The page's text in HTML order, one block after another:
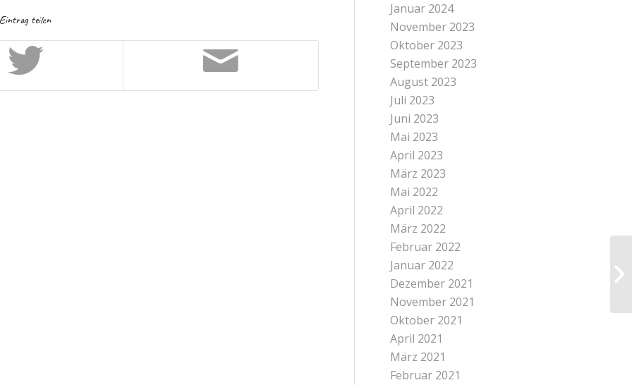
Eintrag teilen
Januar 2024
November 2023
Oktober 2023
September 2023
August 2023
Juli 2023
Juni 2023
Mai 2023
April 2023
März 2023
Mai 2022
April 2022
März 2022
Februar 2022
Januar 2022
Dezember 2021
November 2021
Oktober 2021
April 2021
März 2021
Februar 2021